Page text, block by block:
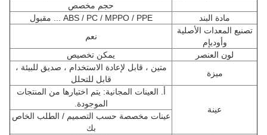
حجم مخصص
مادة البند
ABS / PC / MPPO / PPE ... مقبول
تصنيع المعدات الأصلية
وأوديإم
نعم
لون العنصر
يمكن تخصيص
ميزة
متين ، قابل لإعادة الاستخدام ، صديق للبيئة ،
قابل للتحلل
عينة
أ. العينات المجانية: يتم اختيارها من المنتجات
الموجودة.
عينات مخصصة حسب التصميم / الطلب الخاص
بك